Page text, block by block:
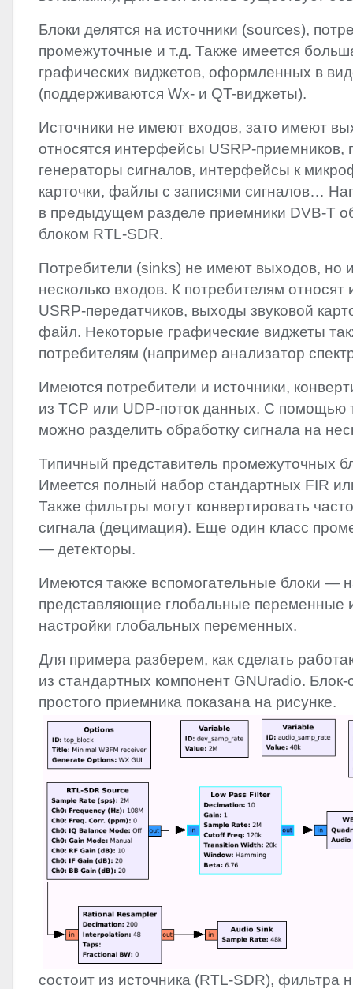
Блоки делятся на источники (sources),
промежуточные и т.д. Также имеется
графических виджетов, оформленных в
(поддерживаются Wx- и QT-виджеты).
Источники не имеют входов, зато имеют
относятся интерфейсы USRP-приемников,
генераторы сигналов, интерфейсы к
карточки, файлы с записями сигналов…
в предыдущем разделе приемники DVB-T
блоком RTL-SDR.
Потребители (sinks) не имеют выходов, но
несколько входов. К потребителям
USRP-передатчиков, выходы звуковой
файл. Некоторые графические виджеты
потребителям (например анализатор
Имеются потребители и источники,
из TCP или UDP-поток данных. С помощью
можно разделить обработку сигнала на
Типичный представитель промежуточных
Имеется полный набор стандартных FIR
Также фильтры могут конвертировать
сигнала (децимация). Еще один класс
— детекторы.
Имеются также вспомогательные блоки —
представляющие глобальные переменные
настройки глобальных переменных.
Для примера разберем, как сделать
из стандартных компонент GNUradio.
простого приемника показана на рисунке.
состоит из источника (RTL-SDR), фильтра